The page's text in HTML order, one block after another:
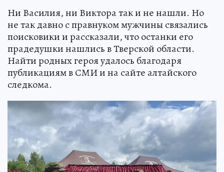
Ни Василия, ни Виктора так и не нашли. Но
не так давно с правнуком мужчины связались
поисковики и рассказали, что останки его
прадедушки нашлись в Тверской области.
Найти родных героя удалось благодаря
публикациям в СМИ и на сайте алтайского
следкома.